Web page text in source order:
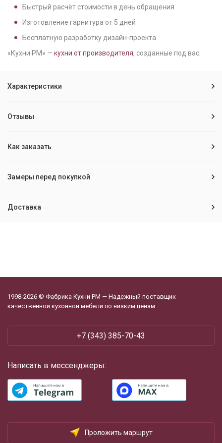
Быстрый расчёт стоимости в день обращения
Изготовление гарнитура от 5 дней
Бесплатную разработку дизайн-проекта
«Кухни РМ» — кухни от производителя, созданные под вас.
Характеристики
Отзывы
Как заказать
Замеры перед покупкой
Доставка
1998-2026 © Фабрика Кухни РМ — Надежный поставщик
качественной кухонной мебели по низким ценам
+7 (343) 385-70-43
Написать в мессенджеры:
Проложить маршрут